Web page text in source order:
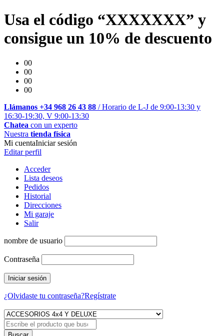
Usa el código “XXXXXXX” y
consigue un 10% de descuento
00
00
00
00
Llámanos +34 968 26 43 88 / Horario de L-J de 9:00-13:30 y
16:30-19:30, V 9:00-13:30
Chatea con un experto
Nuestra tienda física
Mi cuentaIniciar sesión
Editar perfil
Acceder
Lista deseos
Pedidos
Historial
Direcciones
Mi garaje
Salir
nombre de usuario
Contraseña
¿Olvidaste tu contraseña?Regístrate